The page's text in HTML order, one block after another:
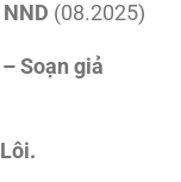
NND (08.2025)
Soạn giả